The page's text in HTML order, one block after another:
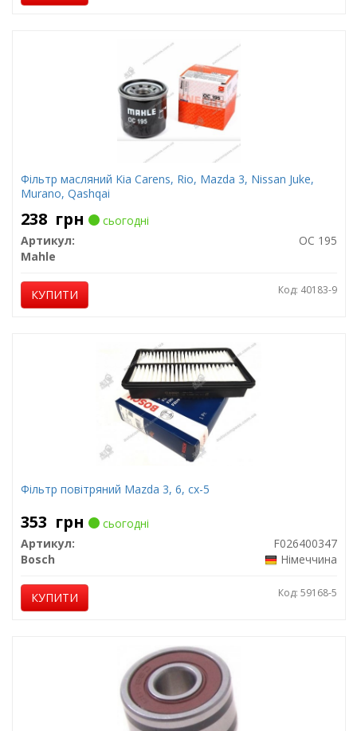
Фільтр масляний Kia Carens, Rio, Mazda 3, Nissan Juke,
Murano, Qashqai
238 грн
сьогодні
Артикул:
OC 195
Mahle
КУПИТИ Код: 40183-9
Фільтр повітряний Mazda 3, 6, cx-5
353 грн
сьогодні
Артикул:
F026400347
Bosch
Німеччина
КУПИТИ Код: 59168-5